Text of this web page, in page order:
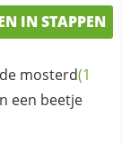
IN STAPPEN
mosterd(1
een beetje